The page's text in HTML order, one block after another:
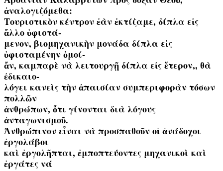
ἀναλογιζόμεθα:
Τουριστικὸν κέντρον ἐὰν ἐκτίζαμε, δίπλα εἰς
ἄλλο ὑφιστά-
μενον, βιομηχανικὴν μονάδα δίπλα εἰς
ὑφισταμένην ὁμοί-
ἄν, καμπαρὲ νὰ λειτουργῇ δίπλα εἰς ἕτερον,, θὰ
ἐδικαιο-
λόγει κανεὶς τὴν ἀπαισίαν συμπεριφορὰν τόσων
πολλῶν
ἀνθρώπων, ὅτι γίνονται διὰ λόγους
ἀνταγωνισμοῦ.
Ἀνθρώπινον εἶναι νὰ προσπαθοῦν οἱ ἀνάδοχοι
ἐργολάβοι
καὶ ἐργολῆπται, ἐμποπτεύοντες μηχανικοὶ καὶ
ἐργάτες νά